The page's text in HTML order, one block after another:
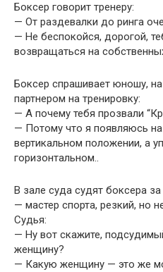
Боксер говорит тренеру:
— От раздевалки до ринга
— Не беспокойся, дорогой,
возвращаться на
Боксер спрашивает юношу,
партнером на тренировку:
— А почему тебя прозвали
— Потому что я появляюсь на
вертикальном положении, а
горизонтальном..
В зале суда судят боксера
— мастер спорта, резкий, но
Судья:
— Hу вот скажите,
женщину?
— Какую женщину — это же